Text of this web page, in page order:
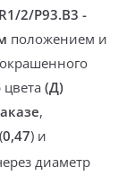
2/P93.B3 -
положением и
цвета (Д)
,
0,47) и
диаметр